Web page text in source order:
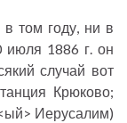
том году, ни в
июля 1886 г. он
случай вот
Крюково;
Иерусалим)